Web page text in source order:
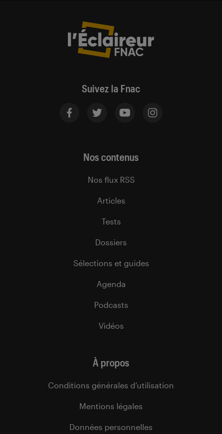
Suivez la Fnac
Nos contenus
Nos flux RSS
Articles
Tests
Dossiers
Sélections et guides
Agenda
Podcasts
Vidéos
À propos
Conditions générales d’utilisation
Mentions légales
Données personnelles